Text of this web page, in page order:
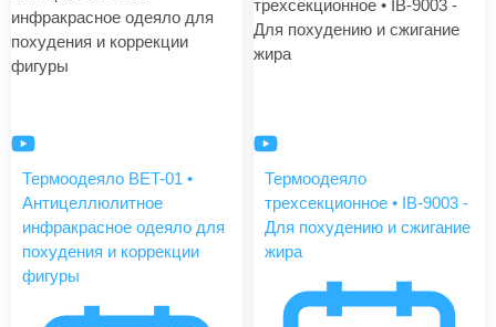
Термоодеяло BET-01 •
Антицеллюлитное
инфракрасное одеяло для
похудения и коррекции
фигуры
Термоодеяло
трехсекционное • IB-9003 -
Для похудению и сжигание
жира